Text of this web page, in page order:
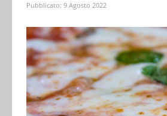
Pubblicato: 9 Agosto 2022